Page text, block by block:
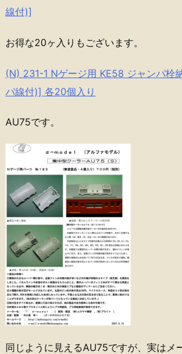
線付)]
お得な20ヶ入りもございます。
(N) 231-1 Nゲージ用 KE58 ジャンパ栓
パ線付)] 各20個入り
AU75です。
同じように見えるAU75ですが、実はメ